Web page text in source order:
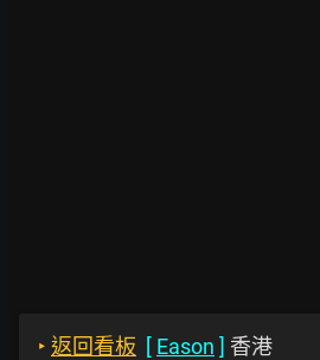
‣ 返回看板 [ Eason ] 香港